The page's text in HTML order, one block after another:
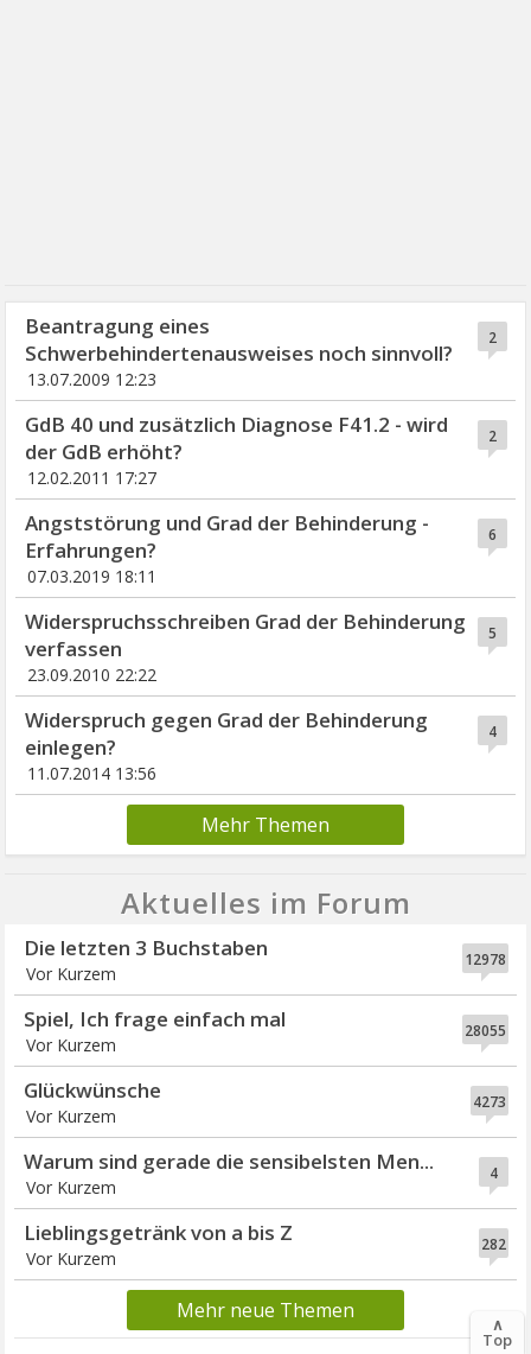
2
Beantragung eines
Schwerbehindertenausweises noch sinnvoll?
13.07.2009 12:23
2
GdB 40 und zusätzlich Diagnose F41.2 - wird
der GdB erhöht?
12.02.2011 17:27
6
Angststörung und Grad der Behinderung -
Erfahrungen?
07.03.2019 18:11
5
Widerspruchsschreiben Grad der Behinderung
verfassen
23.09.2010 22:22
4
Widerspruch gegen Grad der Behinderung
einlegen?
11.07.2014 13:56
Mehr Themen
Aktuelles im Forum
12978
Die letzten 3 Buchstaben
Vor Kurzem
28055
Spiel, Ich frage einfach mal
Vor Kurzem
4273
Glückwünsche
Vor Kurzem
4
Warum sind gerade die sensibelsten Men...
Vor Kurzem
282
Lieblingsgetränk von a bis Z
Vor Kurzem
Mehr neue Themen
∧
Top